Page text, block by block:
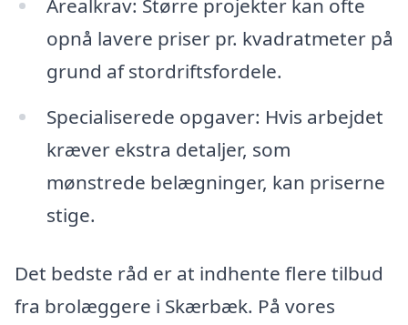
Arealkrav: Større projekter kan ofte
opnå lavere priser pr. kvadratmeter på
grund af stordriftsfordele.
Specialiserede opgaver: Hvis arbejdet
kræver ekstra detaljer, som
mønstrede belægninger, kan priserne
stige.
Det bedste råd er at indhente flere tilbud
fra brolæggere i Skærbæk. På vores